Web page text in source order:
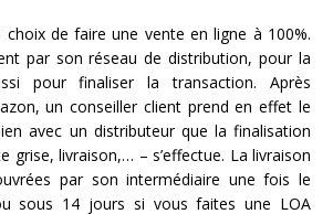
choix de faire une vente en ligne à 100%.
par son réseau de distribution, pour la
pour finaliser la transaction. Après
un conseiller client prend en effet le
avec un distributeur que la finalisation
grise, livraison,… – s’effectue. La livraison
par son intermédiaire une fois le
sous 14 jours si vous faites une LOA